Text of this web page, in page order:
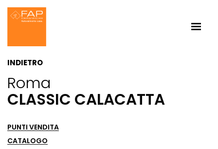
INDIETRO
Roma
CLASSIC CALACATTA
PUNTI VENDITA
CATALOGO